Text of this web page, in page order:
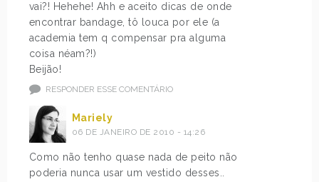
vai?! Hehehe! Ahh e aceito dicas de onde
encontrar bandage, tô louca por ele (a
academia tem q compensar pra alguma
coisa néam?!)
Beijão!
RESPONDER ESSE COMENTÁRIO
Mariely
06 DE JANEIRO DE 2010 - 14:26
Como não tenho quase nada de peito não
poderia nunca usar um vestido desses..